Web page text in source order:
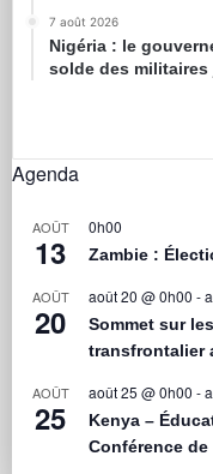
7 août 2026
Nigéria : le
solde des militaires
Agenda
AOÛT
13
0h00
Zambie :
AOÛT
20
août 20 @ 0h00 -
Sommet sur
transfrontalier
AOÛT
25
août 25 @ 0h00 -
Kenya –
Conférence de